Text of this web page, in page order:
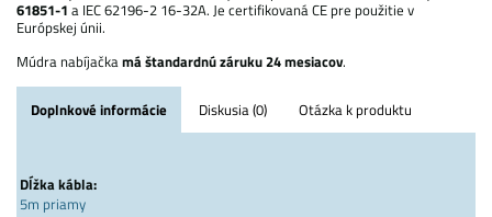
61851-1 a IEC 62196-2 16-32A. Je certifikovaná CE pre použitie v
Európskej únii.
Múdra nabíjačkamá štandardnú záruku 24 mesiacov.
Doplnkové informácie Diskusia (0) Otázka k produktu
Dĺžka kábla:
5m priamy